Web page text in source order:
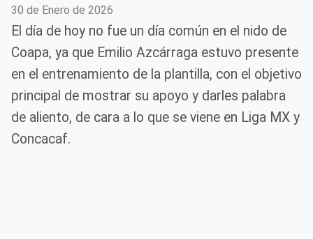
30 de Enero de 2026
El día de hoy no fue un día común en el nido de
Coapa, ya que Emilio Azcárraga estuvo presente
en el entrenamiento de la plantilla, con el objetivo
principal de mostrar su apoyo y darles palabra
de aliento, de cara a lo que se viene en Liga MX y
Concacaf.